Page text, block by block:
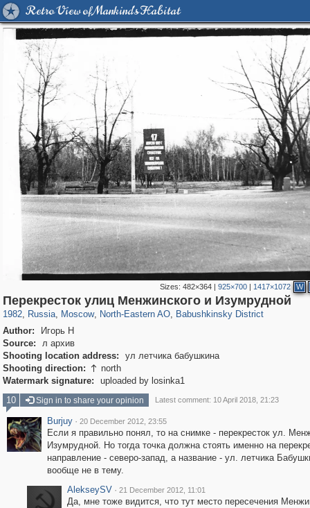
Retro View of Mankind's Habitat
Sizes:482×364 |925×700 | 1417×1072 W
Перекресток улиц Менжинского и Изумрудной
1982, Russia
1,406,683 29,243
, Moscow
319,864 8,286
, North-Eastern AO
24,490 250
, Babushkinsky District
592
Author:
Игорь Н
Source:
л архив
Shooting location address:
ул летчика бабушкина
Shooting direction:  north
Watermark signature:
uploaded by losinka1
10
Sign in to share your opinion Latest comment: 10 April 2018, 21:23
Burjuy · 20 December 2012, 23:55
Если я правильно понял, то на снимке - перекресток ул.
Изумрудной. Но тогда точка должна стоять именно на
направление - северо-запад, а название - ул. летчика
вообще не в тему.
AlekseySV · 21 December 2012, 11:01
Да, мне тоже видится, что тут место пересечения